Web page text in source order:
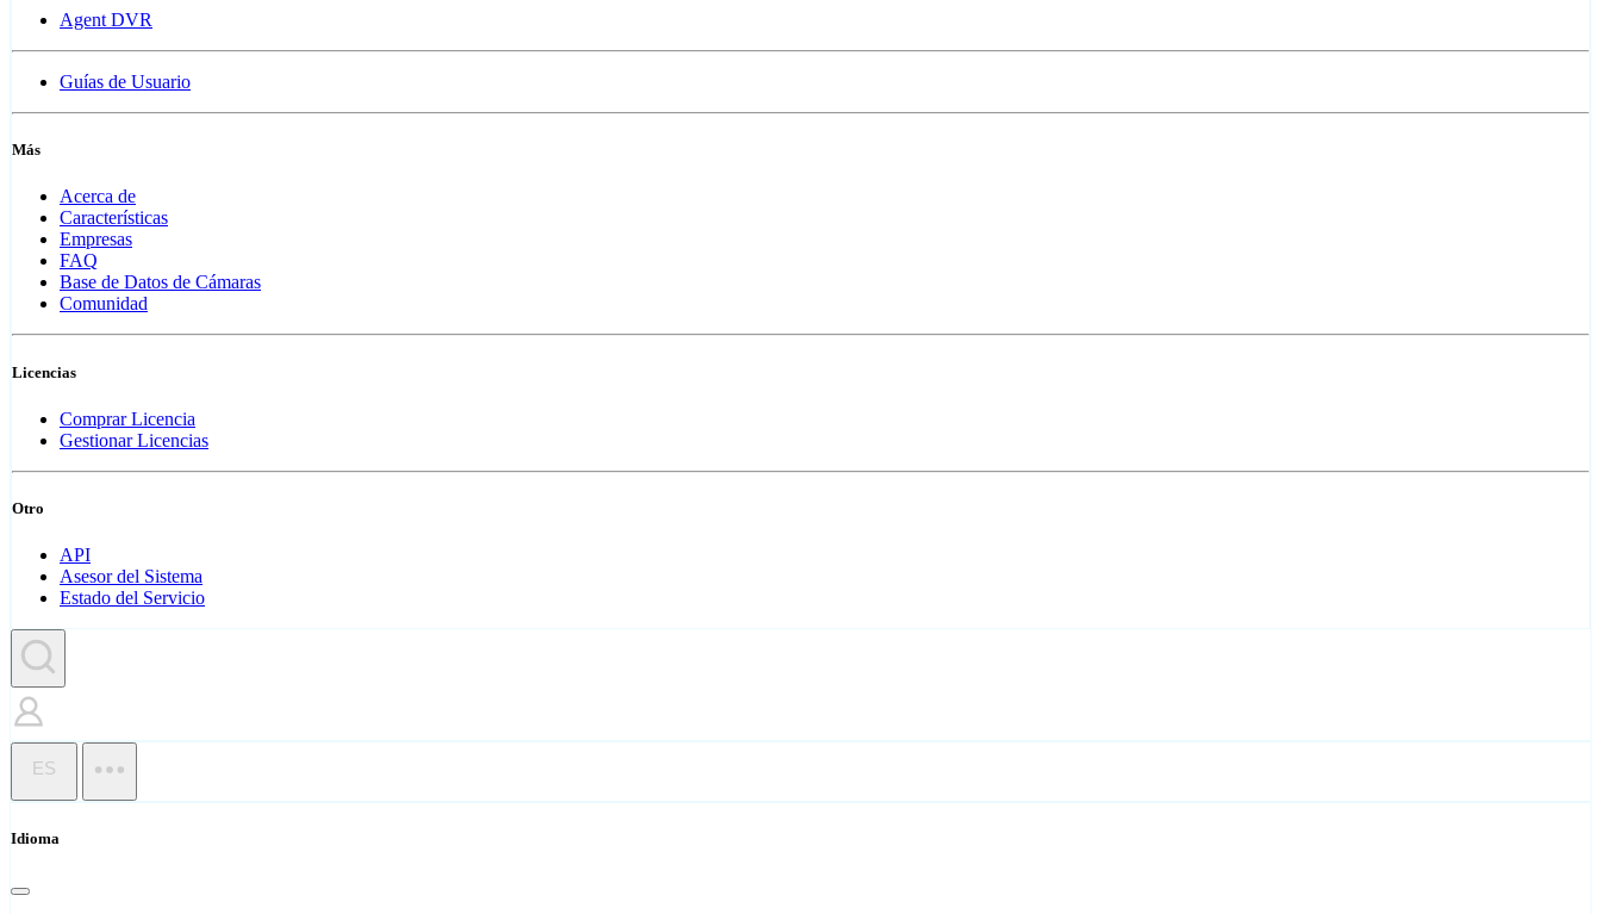
Agent DVR
Guías de Usuario
Más
Acerca de
Características
Empresas
FAQ
Base de Datos de Cámaras
Comunidad
Licencias
Comprar Licencia
Gestionar Licencias
Otro
API
Asesor del Sistema
Estado del Servicio
ES
Idioma